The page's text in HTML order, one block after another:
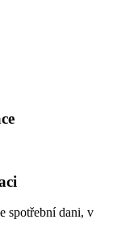
spotřební dani, v